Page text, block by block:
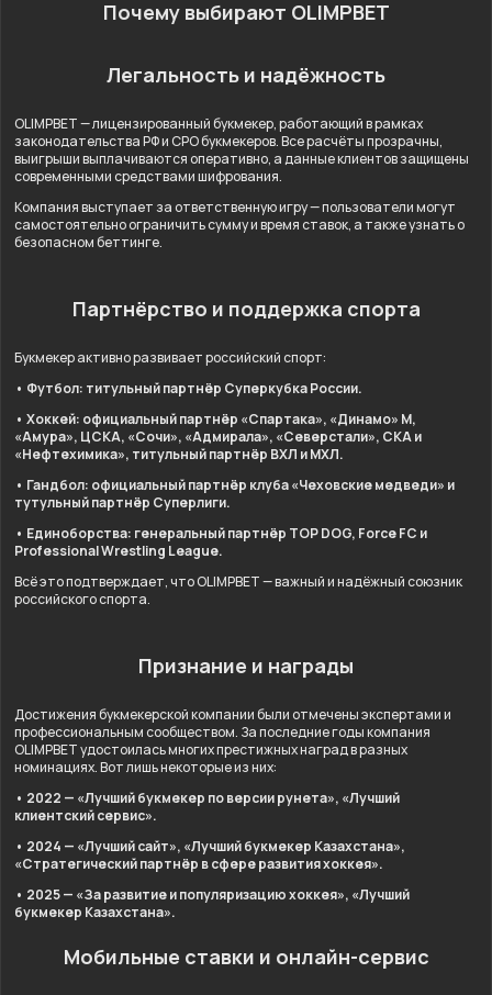
Почему выбирают OLIMPBET
Легальность и надёжность
OLIMPBET — лицензированный букмекер, работающий в рамках
законодательства РФ и СРО букмекеров. Все расчёты прозрачны,
выигрыши выплачиваются оперативно, а данные клиентов защищены
современными средствами шифрования.
Компания выступает за ответственную игру — пользователи могут
самостоятельно ограничить сумму и время ставок, а также узнать о
безопасном беттинге.
Партнёрство и поддержка спорта
Букмекер активно развивает российский спорт:
• Футбол: титульный партнёр Суперкубка России.
• Хоккей: официальный партнёр «Спартака», «Динамо» М,
«Амура», ЦСКА, «Сочи», «Адмирала», «Северстали», СКА и
«Нефтехимика», титульный партнёр ВХЛ и МХЛ.
• Гандбол: официальный партнёр клуба «Чеховские медведи» и
тутульный партнёр Суперлиги.
• Единоборства: генеральный партнёр TOP DOG, Force FC и
Professional Wrestling League.
Всё это подтверждает, что OLIMPBET — важный и надёжный союзник
российского спорта.
Признание и награды
Достижения букмекерской компании были отмечены экспертами и
профессиональным сообществом. За последние годы компания
OLIMPBET удостоилась многих престижных наград в разных
номинациях. Вот лишь некоторые из них:
• 2022 — «Лучший букмекер по версии рунета», «Лучший
клиентский сервис».
• 2024 — «Лучший сайт», «Лучший букмекер Казахстана»,
«Стратегический партнёр в сфере развития хоккея».
• 2025 — «За развитие и популяризацию хоккея», «Лучший
букмекер Казахстана».
Мобильные ставки и онлайн-сервис